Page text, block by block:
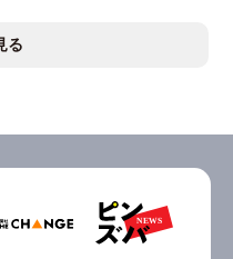
る